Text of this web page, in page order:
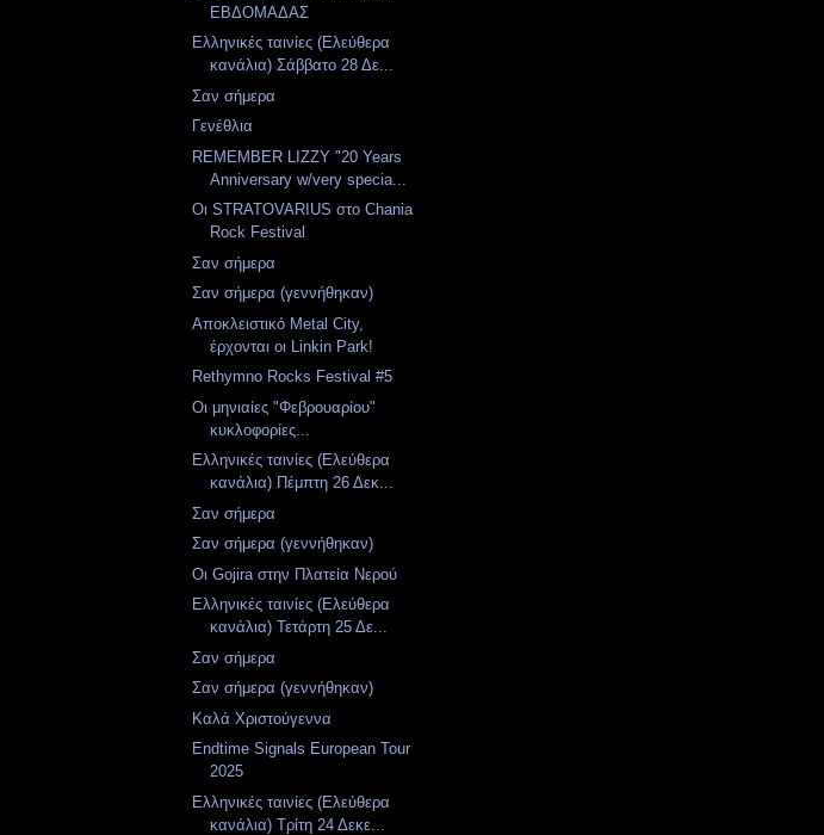
ΕΒΔΟΜΑΔΑΣ
Ελληνικές ταινίες (Ελεύθερα
κανάλια) Σάββατο 28 Δε...
Σαν σήμερα
Γενέθλια
REMEMBER LIZZY "20 Years
Anniversary w/very specia...
Οι STRATOVARIUS στο Chania
Rock Festival
Σαν σήμερα
Σαν σήμερα (γεννήθηκαν)
Αποκλειστικό Metal City,
έρχονται οι Linkin Park!
Rethymno Rocks Festival #5
Οι μηνιαίες "Φεβρουαρίου"
κυκλοφορίες...
Ελληνικές ταινίες (Ελεύθερα
κανάλια) Πέμπτη 26 Δεκ...
Σαν σήμερα
Σαν σήμερα (γεννήθηκαν)
Οι Gojira στην Πλατεία Νερού
Ελληνικές ταινίες (Ελεύθερα
κανάλια) Τετάρτη 25 Δε...
Σαν σήμερα
Σαν σήμερα (γεννήθηκαν)
Καλά Χριστούγεννα
Endtime Signals European Tour
2025
Ελληνικές ταινίες (Ελεύθερα
κανάλια) Τρίτη 24 Δεκε...